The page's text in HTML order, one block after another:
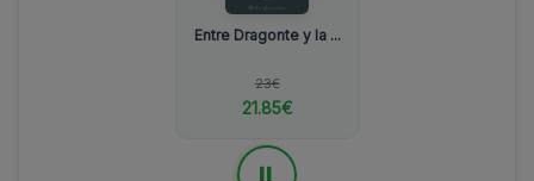
Entre Dragonte y la ...
23€
21.85€